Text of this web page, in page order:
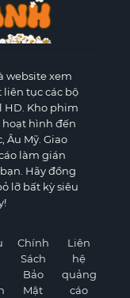
website xem
liên tục các bộ
HD. Kho phim
hình đến
Âu Mỹ. Giao
làm gián
Hãy đồng
lỡ bất kỳ siêu
Chính
Sách
Bảo
Mật
Liên
hệ
quảng
cáo